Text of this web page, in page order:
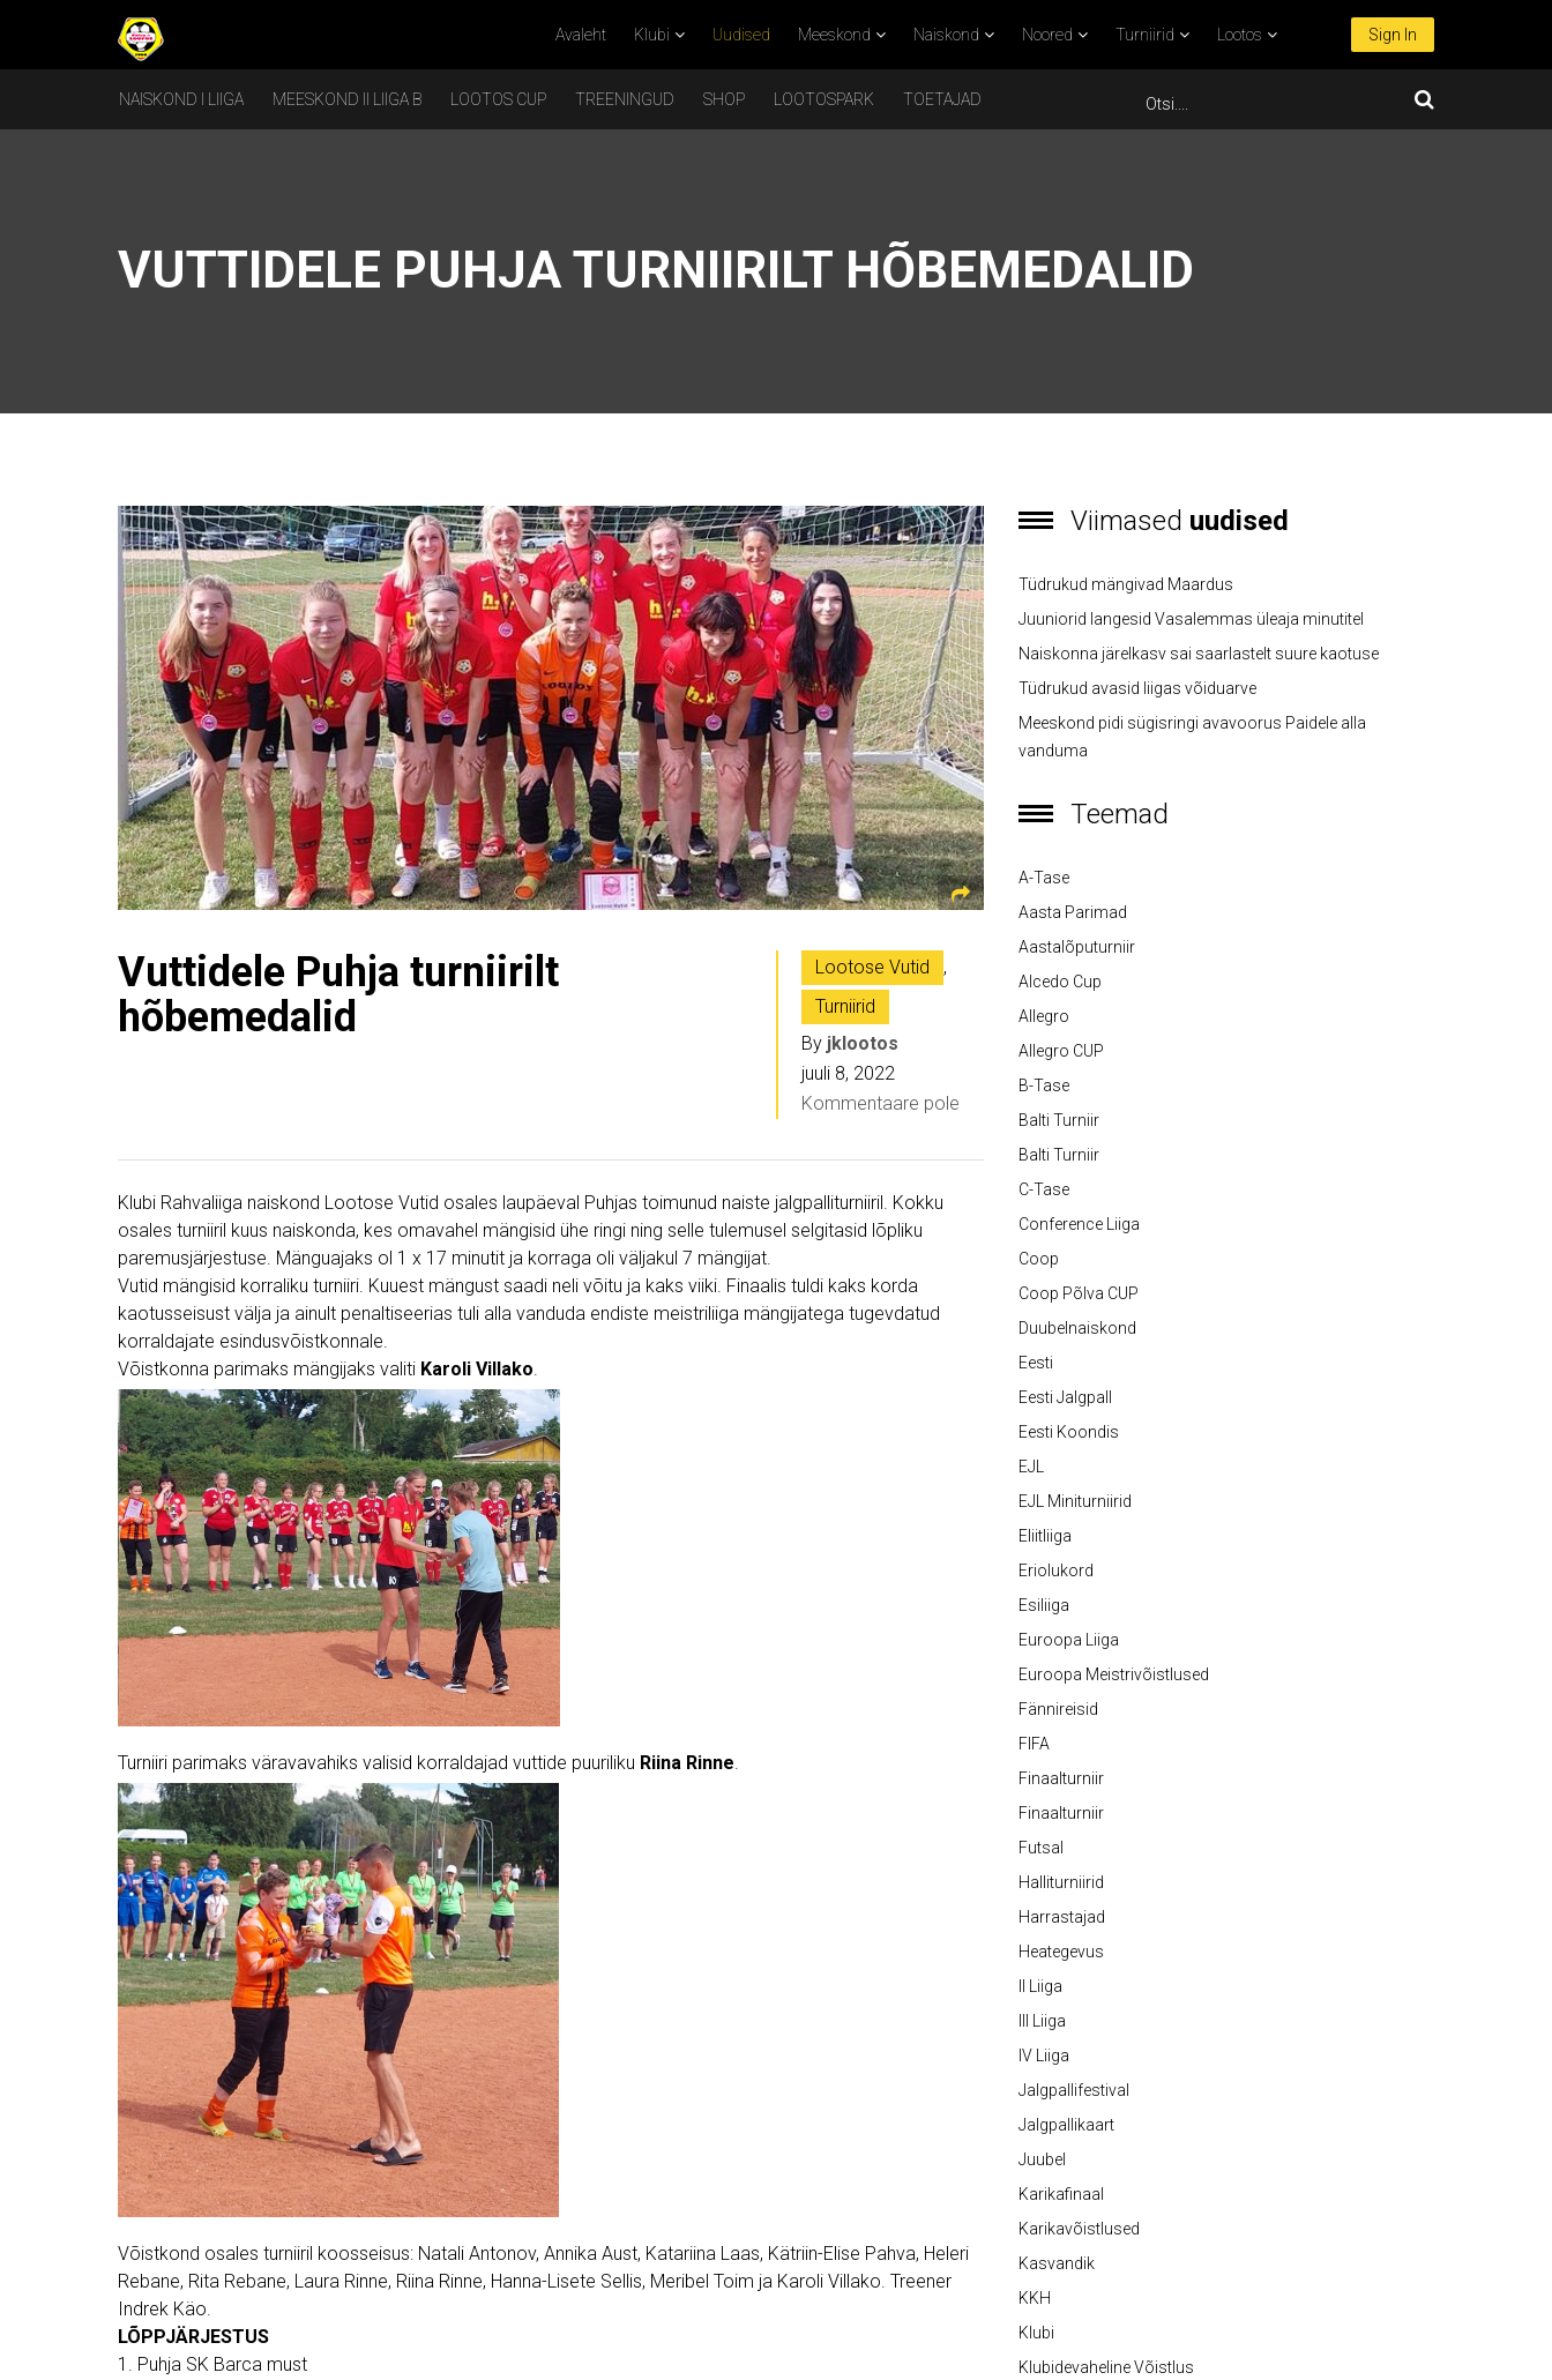
Avaleht Klubi Uudised Meeskond Naiskond Noored Turniirid Lootos Sign In
NAISKOND I LIIGA MEESKOND II LIIGA B LOOTOS CUP TREENINGUD SHOP LOOTOSPARK TOETAJAD
VUTTIDELE PUHJA TURNIIRILT HÕBEMEDALID
Vuttidele Puhja turniirilt
hõbemedalid
Lootose Vutid
,
Turniirid
By jklootos
juuli 8, 2022
Kommentaare pole
Klubi Rahvaliiga naiskond Lootose Vutid osales laupäeval Puhjas toimunud naiste jalgpalliturniiril. Kokku
osales turniiril kuus naiskonda, kes omavahel mängisid ühe ringi ning selle tulemusel selgitasid lõpliku
paremusjärjestuse. Mänguajaks ol 1 x 17 minutit ja korraga oli väljakul 7 mängijat.
Vutid mängisid korraliku turniiri. Kuuest mängust saadi neli võitu ja kaks viiki. Finaalis tuldi kaks korda
kaotusseisust välja ja ainult penaltiseerias tuli alla vanduda endiste meistriliiga mängijatega tugevdatud
korraldajate esindusvõistkonnale.
Võistkonna parimaks mängijaks valiti Karoli Villako.
Turniiri parimaks väravavahiks valisid korraldajad vuttide puuriliku Riina Rinne.
Võistkond osales turniiril koosseisus: Natali Antonov, Annika Aust, Katariina Laas, Kätriin-Elise Pahva, Heleri
Rebane, Rita Rebane, Laura Rinne, Riina Rinne, Hanna-Lisete Sellis, Meribel Toim ja Karoli Villako. Treener
Indrek Käo.
LÕPPJÄRJESTUS
1. Puhja SK Barca must
Viimased uudised
Tüdrukud mängivad Maardus
Juuniorid langesid Vasalemmas üleaja minutitel
Naiskonna järelkasv sai saarlastelt suure kaotuse
Tüdrukud avasid liigas võiduarve
Meeskond pidi sügisringi avavoorus Paidele alla
vanduma
Teemad
A-Tase
Aasta Parimad
Aastalõputurniir
Alcedo Cup
Allegro
Allegro CUP
B-Tase
Balti Turniir
Balti Turniir
C-Tase
Conference Liiga
Coop
Coop Põlva CUP
Duubelnaiskond
Eesti
Eesti Jalgpall
Eesti Koondis
EJL
EJL Miniturniirid
Eliitliiga
Eriolukord
Esiliiga
Euroopa Liiga
Euroopa Meistrivõistlused
Fännireisid
FIFA
Finaalturniir
Finaalturniir
Futsal
Halliturniirid
Harrastajad
Heategevus
II Liiga
III Liiga
IV Liiga
Jalgpallifestival
Jalgpallikaart
Juubel
Karikafinaal
Karikavõistlused
Kasvandik
KKH
Klubi
Klubidevaheline Võistlus